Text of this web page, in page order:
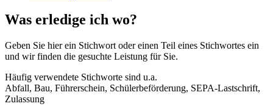
Was erledige ich wo?
Geben Sie hier ein Stichwort oder einen Teil eines Stichwortes ein
und wir finden die gesuchte Leistung für Sie.
Häufig verwendete Stichworte sind u.a.
Abfall, Bau, Führerschein, Schülerbeförderung, SEPA-Lastschrift,
Zulassung